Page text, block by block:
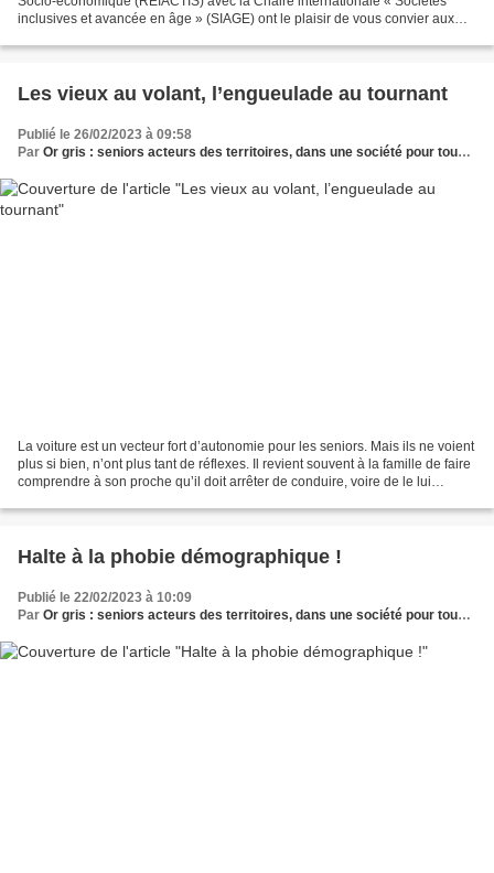
inclusives et avancée en âge » (SIAGE) ont le plaisir de vous convier aux
Les vieux au volant, l’engueulade au tournant
Publié le 26/02/2023 à 09:58
Par Or gris : seniors acteurs des territoires, dans une société pour tous les âges
La voiture est un vecteur fort d’autonomie pour les seniors. Mais ils ne voient
plus si bien, n’ont plus tant de réflexes. Il revient souvent à la famille de faire
comprendre à son proche qu’il doit arrêter de conduire, voire de le lui
Halte à la phobie démographique !
Publié le 22/02/2023 à 10:09
Par Or gris : seniors acteurs des territoires, dans une société pour tous les âges